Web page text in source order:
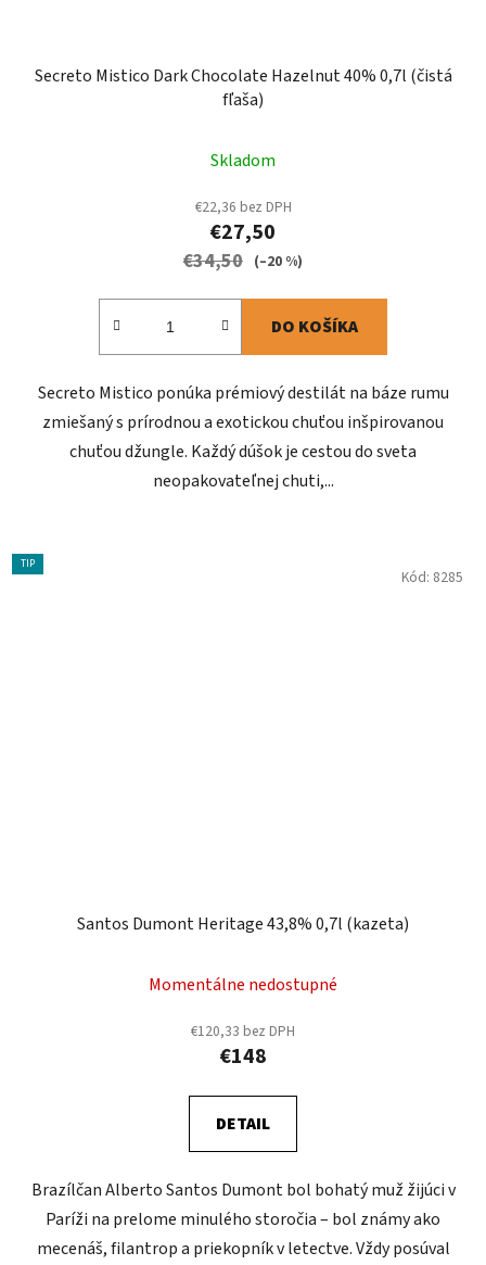
Secreto Mistico Dark Chocolate Hazelnut 40% 0,7l (čistá
fľaša)
Skladom
€22,36 bez DPH
€27,50
€34,50 (–20 %)
DO KOŠÍKA
Secreto Mistico ponúka prémiový destilát na báze rumu
zmiešaný s prírodnou a exotickou chuťou inšpirovanou
chuťou džungle. Každý dúšok je cestou do sveta
neopakovateľnej chuti,...
TIP
Santos Dumont Heritage 43,8% 0,7l (kazeta)
Momentálne nedostupné
€120,33 bez DPH
€148
DETAIL
Brazílčan Alberto Santos Dumont bol bohatý muž žijúci v
Paríži na prelome minulého storočia – bol známy ako
mecenáš, filantrop a priekopník v letectve. Vždy posúval
Kód: 8285